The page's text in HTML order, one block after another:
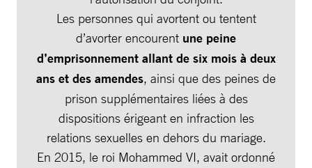
Les personnes qui avortent ou tentent
d’avorter encourent une peine
d’emprisonnement allant de six mois à deux
ans et des amendes, ainsi que des peines de
prison supplémentaires liées à des
dispositions érigeant en infraction les
relations sexuelles en dehors du mariage.
En 2015, le roi Mohammed VI, avait ordonné